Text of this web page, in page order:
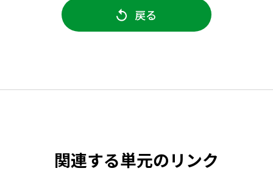
戻る
関連する単元のリンク